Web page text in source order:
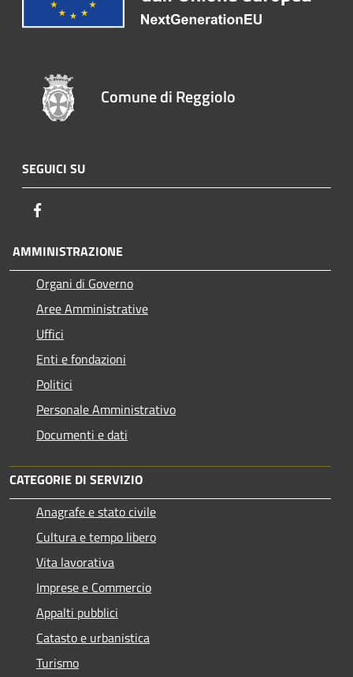
Comune di Reggiolo
SEGUICI SU
AMMINISTRAZIONE
Organi di Governo
Aree Amministrative
Uffici
Enti e fondazioni
Politici
Personale Amministrativo
Documenti e dati
CATEGORIE DI SERVIZIO
Anagrafe e stato civile
Cultura e tempo libero
Vita lavorativa
Imprese e Commercio
Appalti pubblici
Catasto e urbanistica
Turismo